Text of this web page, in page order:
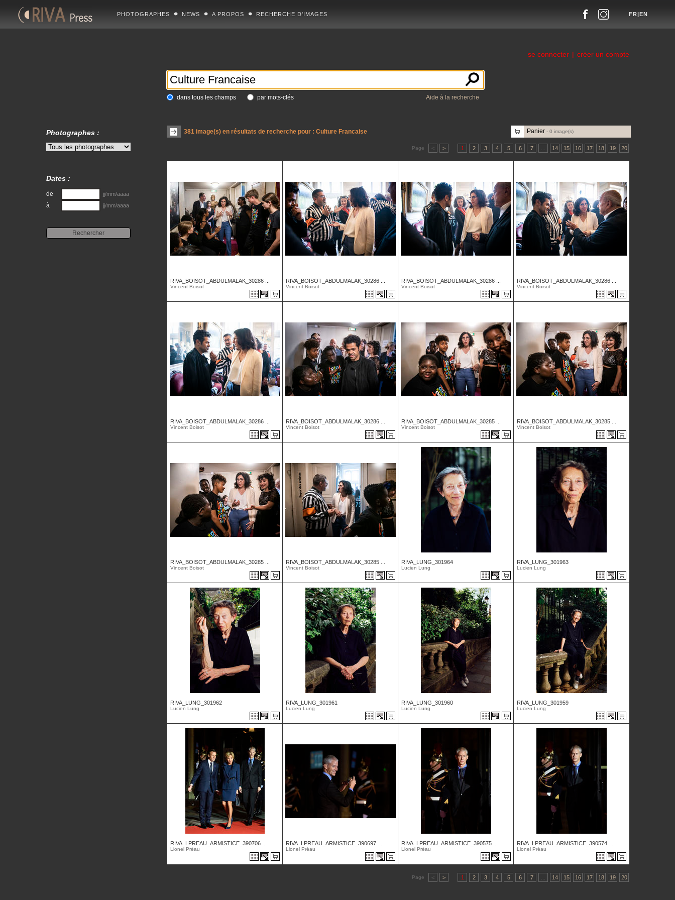
PHOTOGRAPHES NEWS A PROPOS RECHERCHE D'IMAGES FR|EN
se connecter | créer un compte
dans tous les champs par mots-clés Aide à la recherche
381 image(s) en résultats de recherche pour : Culture Francaise Panier - 0 image(s)
Page < > 1 2 3 4 5 6 7 14 15 16 17 18 19 20
RIVA_BOISOT_ABDULMALAK_30286 ...
Vincent Boisot
RIVA_BOISOT_ABDULMALAK_30286 ...
Vincent Boisot
RIVA_BOISOT_ABDULMALAK_30286 ...
Vincent Boisot
RIVA_BOISOT_ABDULMALAK_30286 ...
Vincent Boisot
RIVA_BOISOT_ABDULMALAK_30286 ...
Vincent Boisot
RIVA_BOISOT_ABDULMALAK_30286 ...
Vincent Boisot
RIVA_BOISOT_ABDULMALAK_30285 ...
Vincent Boisot
RIVA_BOISOT_ABDULMALAK_30285 ...
Vincent Boisot
RIVA_BOISOT_ABDULMALAK_30285 ...
Vincent Boisot
RIVA_BOISOT_ABDULMALAK_30285 ...
Vincent Boisot
RIVA_LUNG_301964
Lucien Lung
RIVA_LUNG_301963
Lucien Lung
RIVA_LUNG_301962
Lucien Lung
RIVA_LUNG_301961
Lucien Lung
RIVA_LUNG_301960
Lucien Lung
RIVA_LUNG_301959
Lucien Lung
RIVA_LPREAU_ARMISTICE_390706 ...
Lionel Préau
RIVA_LPREAU_ARMISTICE_390697 ...
Lionel Préau
RIVA_LPREAU_ARMISTICE_390575 ...
Lionel Préau
RIVA_LPREAU_ARMISTICE_390574 ...
Lionel Préau
Page < > 1 2 3 4 5 6 7 14 15 16 17 18 19 20
Photographes :
Dates :
de jj/mm/aaaa
à jj/mm/aaaa